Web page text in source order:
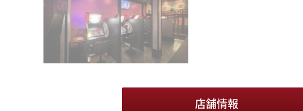
店舗情報